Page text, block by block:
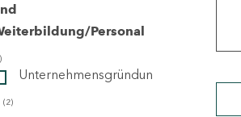
Personal
Unternehmensgründun
(2)